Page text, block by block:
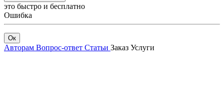
это быстро и бесплатно
Ошибка
Ок
Авторам Вопрос-ответ Статьи Заказ Услуги